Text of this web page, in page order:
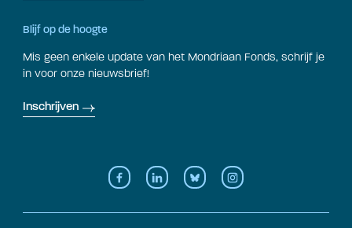
Blijf op de hoogte
Mis geen enkele update van het Mondriaan Fonds, schrijf je
in voor onze nieuwsbrief!
Inschrijven